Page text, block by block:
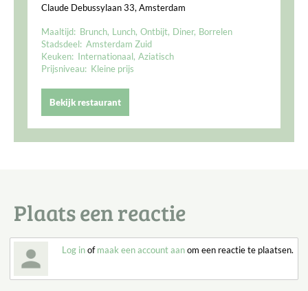
Claude Debussylaan 33, Amsterdam
Maaltijd: Brunch Lunch Ontbijt Diner Borrelen
Stadsdeel: Amsterdam Zuid
Keuken: Internationaal Aziatisch
Prijsniveau: Kleine prijs
Bekijk restaurant
Plaats een reactie
Log inofmaak een account aanom een reactie te plaatsen.